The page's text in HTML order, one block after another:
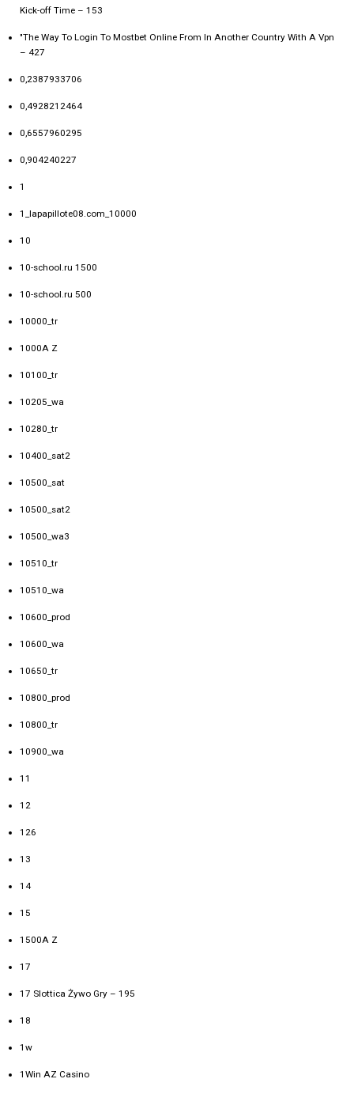
Kick-off Time – 153
"The Way To Login To Mostbet Online From In Another Country With A Vpn
– 427
0,2387933706
0,4928212464
0,6557960295
0,904240227
1
1_lapapillote08.com_10000
10
10-school.ru 1500
10-school.ru 500
10000_tr
1000A Z
10100_tr
10205_wa
10280_tr
10400_sat2
10500_sat
10500_sat2
10500_wa3
10510_tr
10510_wa
10600_prod
10600_wa
10650_tr
10800_prod
10800_tr
10900_wa
11
12
126
13
14
15
1500A Z
17
17 Slottica Żywo Gry – 195
18
1w
1Win AZ Casino